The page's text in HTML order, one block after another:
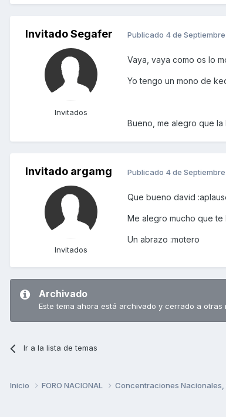
Invitado Segafer
Invitados
Publicado 4 de Septiembre
Vaya, vaya como os lo
Yo tengo un mono de
Bueno, me alegro que la
Invitado argamg
Invitados
Publicado 4 de Septiembre
Que bueno david
Me alegro mucho que
Un abrazo :motero
Archivado
Este tema ahora está archivado y cerrado a otras
Ir a la lista de temas
Inicio FORO NACIONAL Concentraciones